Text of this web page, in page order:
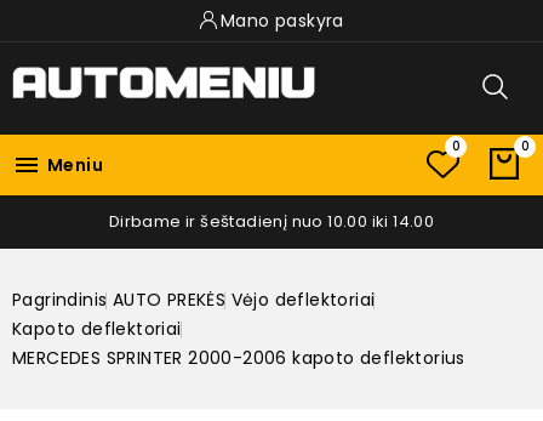
Mano paskyra
 Meniu
0 0
Dirbame ir šeštadienį nuo 10.00 iki 14.00
Pagrindinis AUTO PREKĖS Vėjo deflektoriai
Kapoto deflektoriai
MERCEDES SPRINTER 2000-2006 kapoto deflektorius